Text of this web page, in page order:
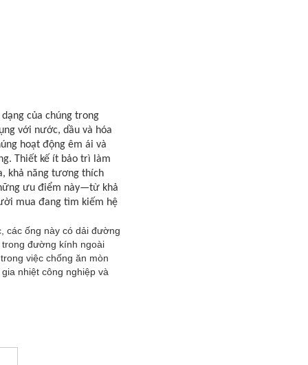
của chúng trong
với nước, dầu và hóa
hoạt động êm ái và
Thiết kế ít bảo trì làm
khả năng tương thích
ưu điểm này—từ khả
mua đang tìm kiếm hệ
các ống này có dải đường
đường kính ngoài
việc chống ăn mòn
nhiệt công nghiệp và